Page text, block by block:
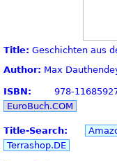
Title: Geschichten aus
Author: Max
ISBN: 978-
EuroBuch.COM
Title-Search:
Terrashop.DE